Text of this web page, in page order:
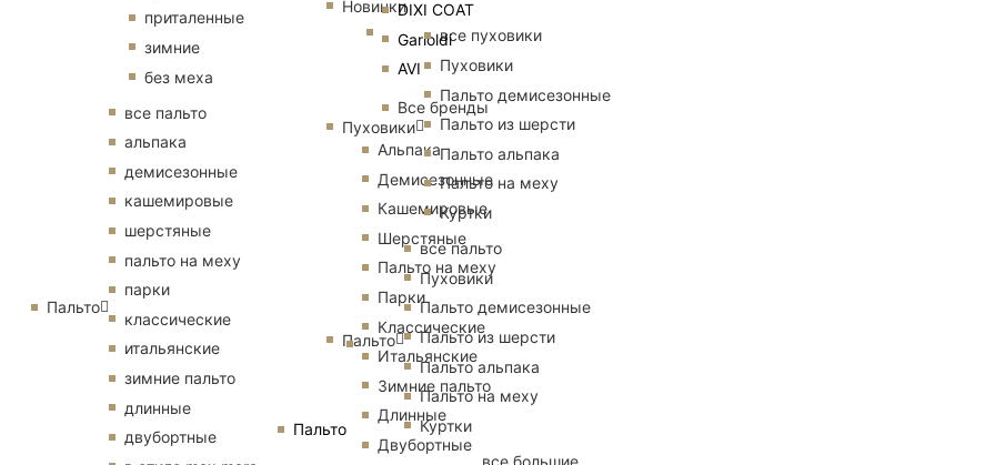
DIXI COAT
Garioldi
AVI
Все бренды
Пальто
Альпака
Демисезонные
Кашемировые
Шерстяные
Пальто на меху
Парки
Классические
Итальянские
Зимние пальто
Длинные
Двубортные
приталенные
зимние
без меха
Пальто
все пальто
альпака
демисезонные
кашемировые
шерстяные
пальто на меху
парки
классические
итальянские
зимние пальто
длинные
двубортные
Новинки
Пуховики
все пуховики
Пуховики
Пальто демисезонные
Пальто из шерсти
Пальто альпака
Пальто на меху
Куртки
Пальто
все пальто
Пуховики
Пальто демисезонные
Пальто из шерсти
Пальто альпака
Пальто на меху
Куртки
все большие